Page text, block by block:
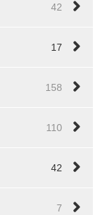
42
17
158
110
42
7